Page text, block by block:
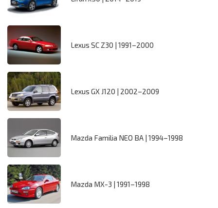
Lexus SC Z30 | 1991–2000
Lexus GX J120 | 2002–2009
Mazda Familia NEO BA | 1994–1998
Mazda MX-3 | 1991–1998